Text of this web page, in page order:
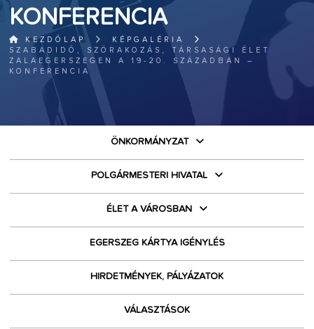
KONFERENCIA
KEZDŐLAP
KÉPGALÉRIA
SZABADIDŐ, SZÓRAKOZÁS, TÁRSASÁGI ÉLET
ZALAEGERSZEGEN A 19-20. SZÁZADBAN –
KONFERENCIA
ÖNKORMÁNYZAT
POLGÁRMESTERI HIVATAL
ÉLET A VÁROSBAN
EGERSZEG KÁRTYA IGÉNYLÉS
HIRDETMÉNYEK, PÁLYÁZATOK
VÁLASZTÁSOK